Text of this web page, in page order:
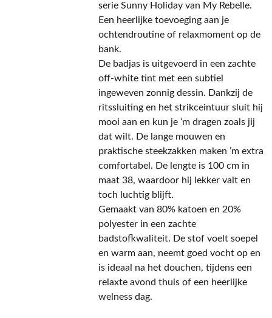
serie Sunny Holiday van My Rebelle.
Een heerlijke toevoeging aan je
ochtendroutine of relaxmoment op de
bank.
De badjas is uitgevoerd in een zachte
off-white tint met een subtiel
ingeweven zonnig dessin. Dankzij de
ritssluiting en het strikceintuur sluit hij
mooi aan en kun je ‘m dragen zoals jij
dat wilt. De lange mouwen en
praktische steekzakken maken ’m extra
comfortabel. De lengte is 100 cm in
maat 38, waardoor hij lekker valt en
toch luchtig blijft.
Gemaakt van 80% katoen en 20%
polyester in een zachte
badstofkwaliteit. De stof voelt soepel
en warm aan, neemt goed vocht op en
is ideaal na het douchen, tijdens een
relaxte avond thuis of een heerlijke
welness dag.